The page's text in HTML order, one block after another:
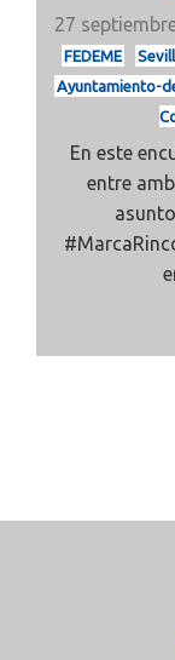
27
FEDEME
Ayuntamiento-
En este
entre